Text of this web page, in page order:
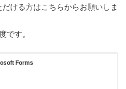
だける方はこちらからお願いしま
です。
Forms